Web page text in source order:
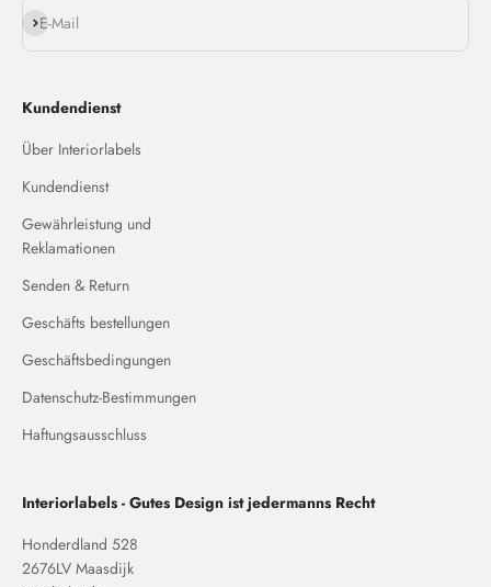
E-Mail
Abonnieren
Kundendienst
Über Interiorlabels
Kundendienst
Gewährleistung und
Reklamationen
Senden & Return
Geschäfts bestellungen
Geschäftsbedingungen
Datenschutz-Bestimmungen
Haftungsausschluss
Interiorlabels - Gutes Design ist jedermanns Recht
Honderdland 528
2676LV Maasdijk